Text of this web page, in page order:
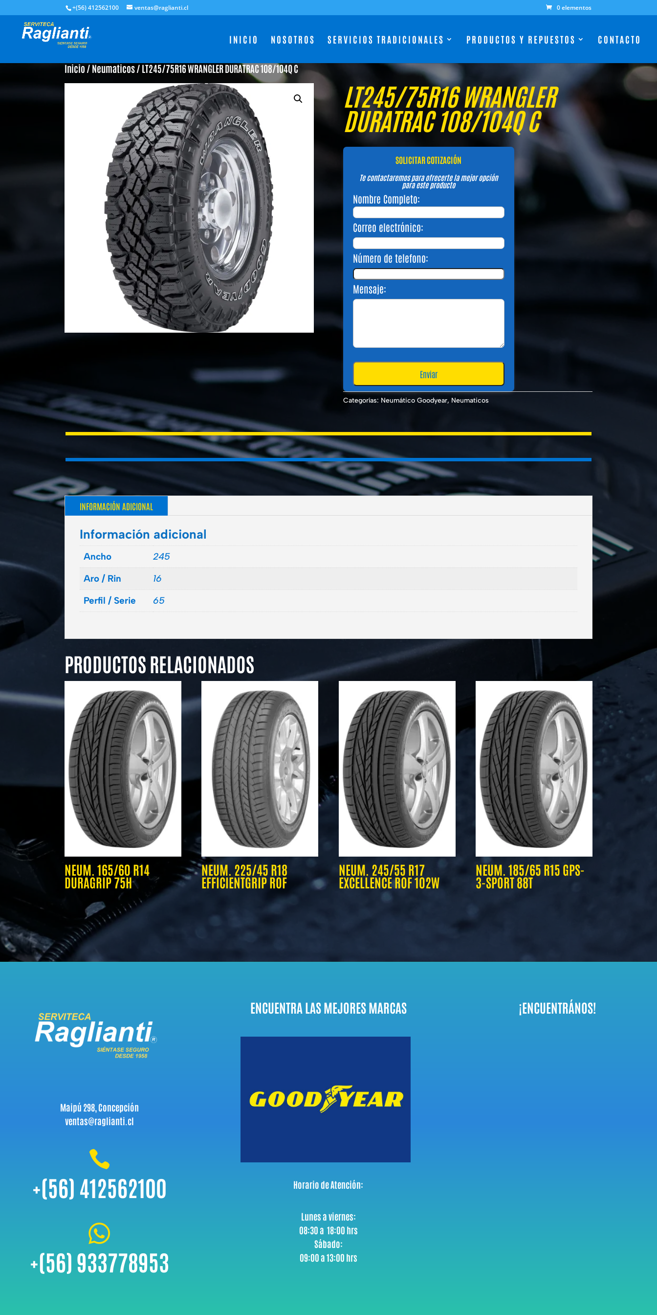
+(56) 412562100 ventas@raglianti.cl 0 elementos
INICIO NOSOTROS SERVICIOS TRADICIONALES PRODUCTOS Y REPUESTOS CONTACTO
Inicio / Neumaticos/ LT245/75R16 WRANGLER DURATRAC 108/104Q C
LT245/75R16 WRANGLER
DURATRAC 108/104Q C
SOLICITAR COTIZACIÓN
Te contactaremos para ofrecerte la mejor opción
para este producto
Nombre Completo:
Correo electrónico:
Número de telefono:
Mensaje:
Categorías: Neumático Goodyear, Neumaticos
INFORMACIÓN ADICIONAL
Información adicional
Ancho
245
Aro / Rin
16
Perfil / Serie
65
PRODUCTOS RELACIONADOS
NEUM. 165/60 R14
DURAGRIP 75H
NEUM. 225/45 R18
EFFICIENTGRIP ROF
NEUM. 245/55 R17
EXCELLENCE ROF 102W
NEUM. 185/65 R15 GPS-
3-SPORT 88T
Maipú 298, Concepción
ventas@raglianti.cl

+(56) 412562100

+(56) 933778953
ENCUENTRA LAS MEJORES MARCAS
Horario de Atención:
Lunes a viernes:
08:30 a 18:00 hrs
Sábado:
09:00 a 13:00 hrs
¡ENCUENTRÁNOS!